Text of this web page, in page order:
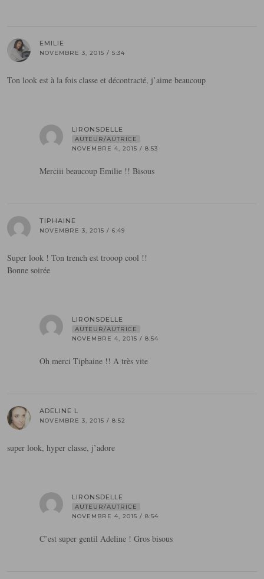
EMILIE
NOVEMBRE 3, 2015 / 5:34
Ton look est à la fois classe et décontracté, j’aime beaucoup
LIRONSDELLE
AUTEUR/AUTRICE
NOVEMBRE 4, 2015 / 8:53
Merciii beaucoup Emilie !! Bisous
TIPHAINE
NOVEMBRE 3, 2015 / 6:49
Super look ! Ton trench est trooop cool !!
Bonne soirée
LIRONSDELLE
AUTEUR/AUTRICE
NOVEMBRE 4, 2015 / 8:54
Oh merci Tiphaine !! A très vite
ADELINE L
NOVEMBRE 3, 2015 / 8:52
super look, hyper classe, j’adore
LIRONSDELLE
AUTEUR/AUTRICE
NOVEMBRE 4, 2015 / 8:54
C’est super gentil Adeline ! Gros bisous